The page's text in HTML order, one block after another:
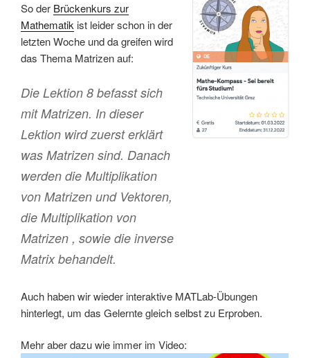
So der Brückenkurs zur
Mathematik ist leider schon in der
letzten Woche und da greifen wird
das Thema Matrizen auf:
Die Lektion 8 befasst sich
mit Matrizen. In dieser
Lektion wird zuerst erklärt
was Matrizen sind. Danach
werden die Multiplikation
von Matrizen und Vektoren,
die Multiplikation von
Matrizen , sowie die inverse
Matrix behandelt.
Auch haben wir wieder interaktive MATLab-Übungen
hinterlegt, um das Gelernte gleich selbst zu Erproben.
Mehr aber dazu wie immer im Video: